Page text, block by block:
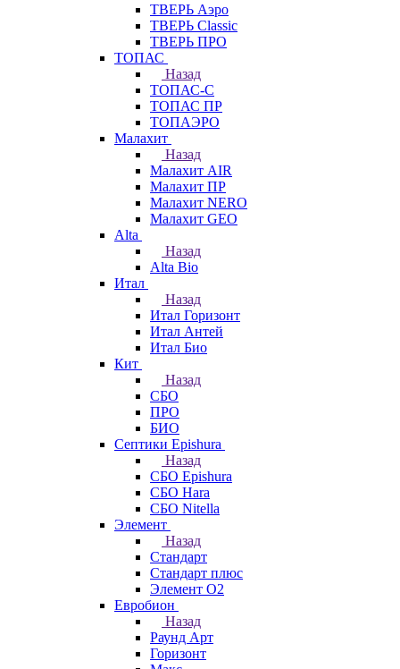
ТВЕРЬ Аэро
ТВЕРЬ Classic
ТВЕРЬ ПРО
ТОПАС
Назад
ТОПАС-С
ТОПАС ПР
ТОПАЭРО
Малахит
Назад
Малахит AIR
Малахит ПР
Малахит NERO
Малахит GEO
Alta
Назад
Alta Bio
Итал
Назад
Итал Горизонт
Итал Антей
Итал Био
Кит
Назад
СБО
ПРО
БИО
Септики Epishura
Назад
СБО Epishura
СБО Hara
СБО Nitella
Элемент
Назад
Стандарт
Стандарт плюс
Элемент О2
Евробион
Назад
Раунд Арт
Горизонт